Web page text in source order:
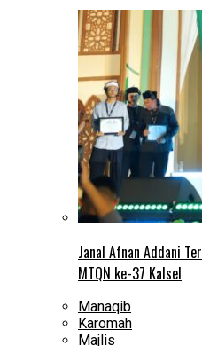
Janal Afnan Addani
MTQN ke-37 Kalsel
Manaqib
Karomah
Majlis